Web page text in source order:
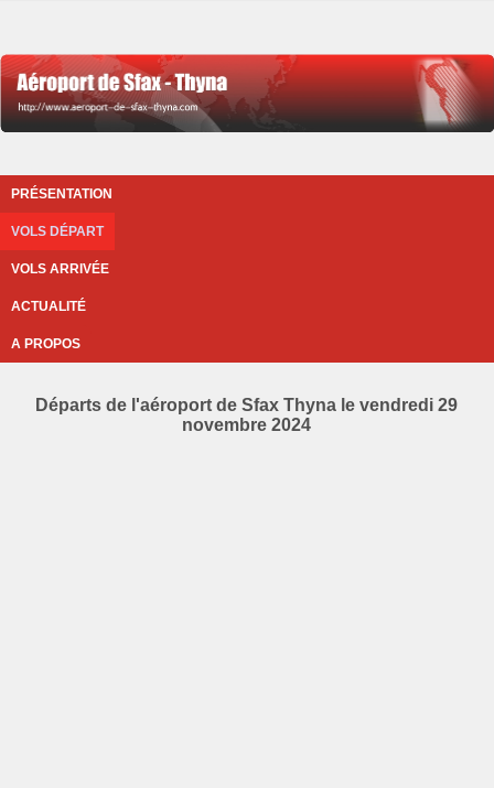
PRÉSENTATION
VOLS DÉPART
VOLS ARRIVÉE
ACTUALITÉ
A PROPOS
Départs de l'aéroport de Sfax Thyna le vendredi 29
novembre 2024